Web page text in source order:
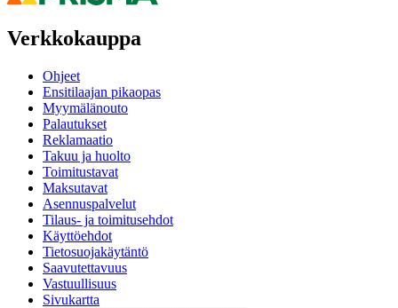
Verkkokauppa
Ohjeet
Ensitilaajan pikaopas
Myymälänouto
Palautukset
Reklamaatio
Takuu ja huolto
Toimitustavat
Maksutavat
Asennuspalvelut
Tilaus- ja toimitusehdot
Käyttöehdot
Tietosuojakäytäntö
Saavutettavuus
Vastuullisuus
Sivukartta